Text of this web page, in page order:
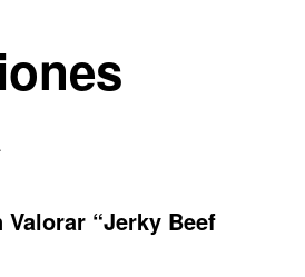
“Jerky Beef